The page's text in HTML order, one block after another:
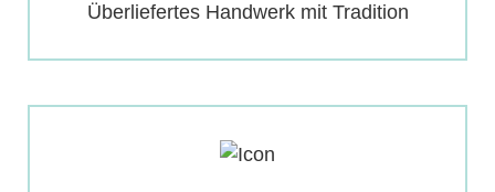
Überliefertes Handwerk mit Tradition